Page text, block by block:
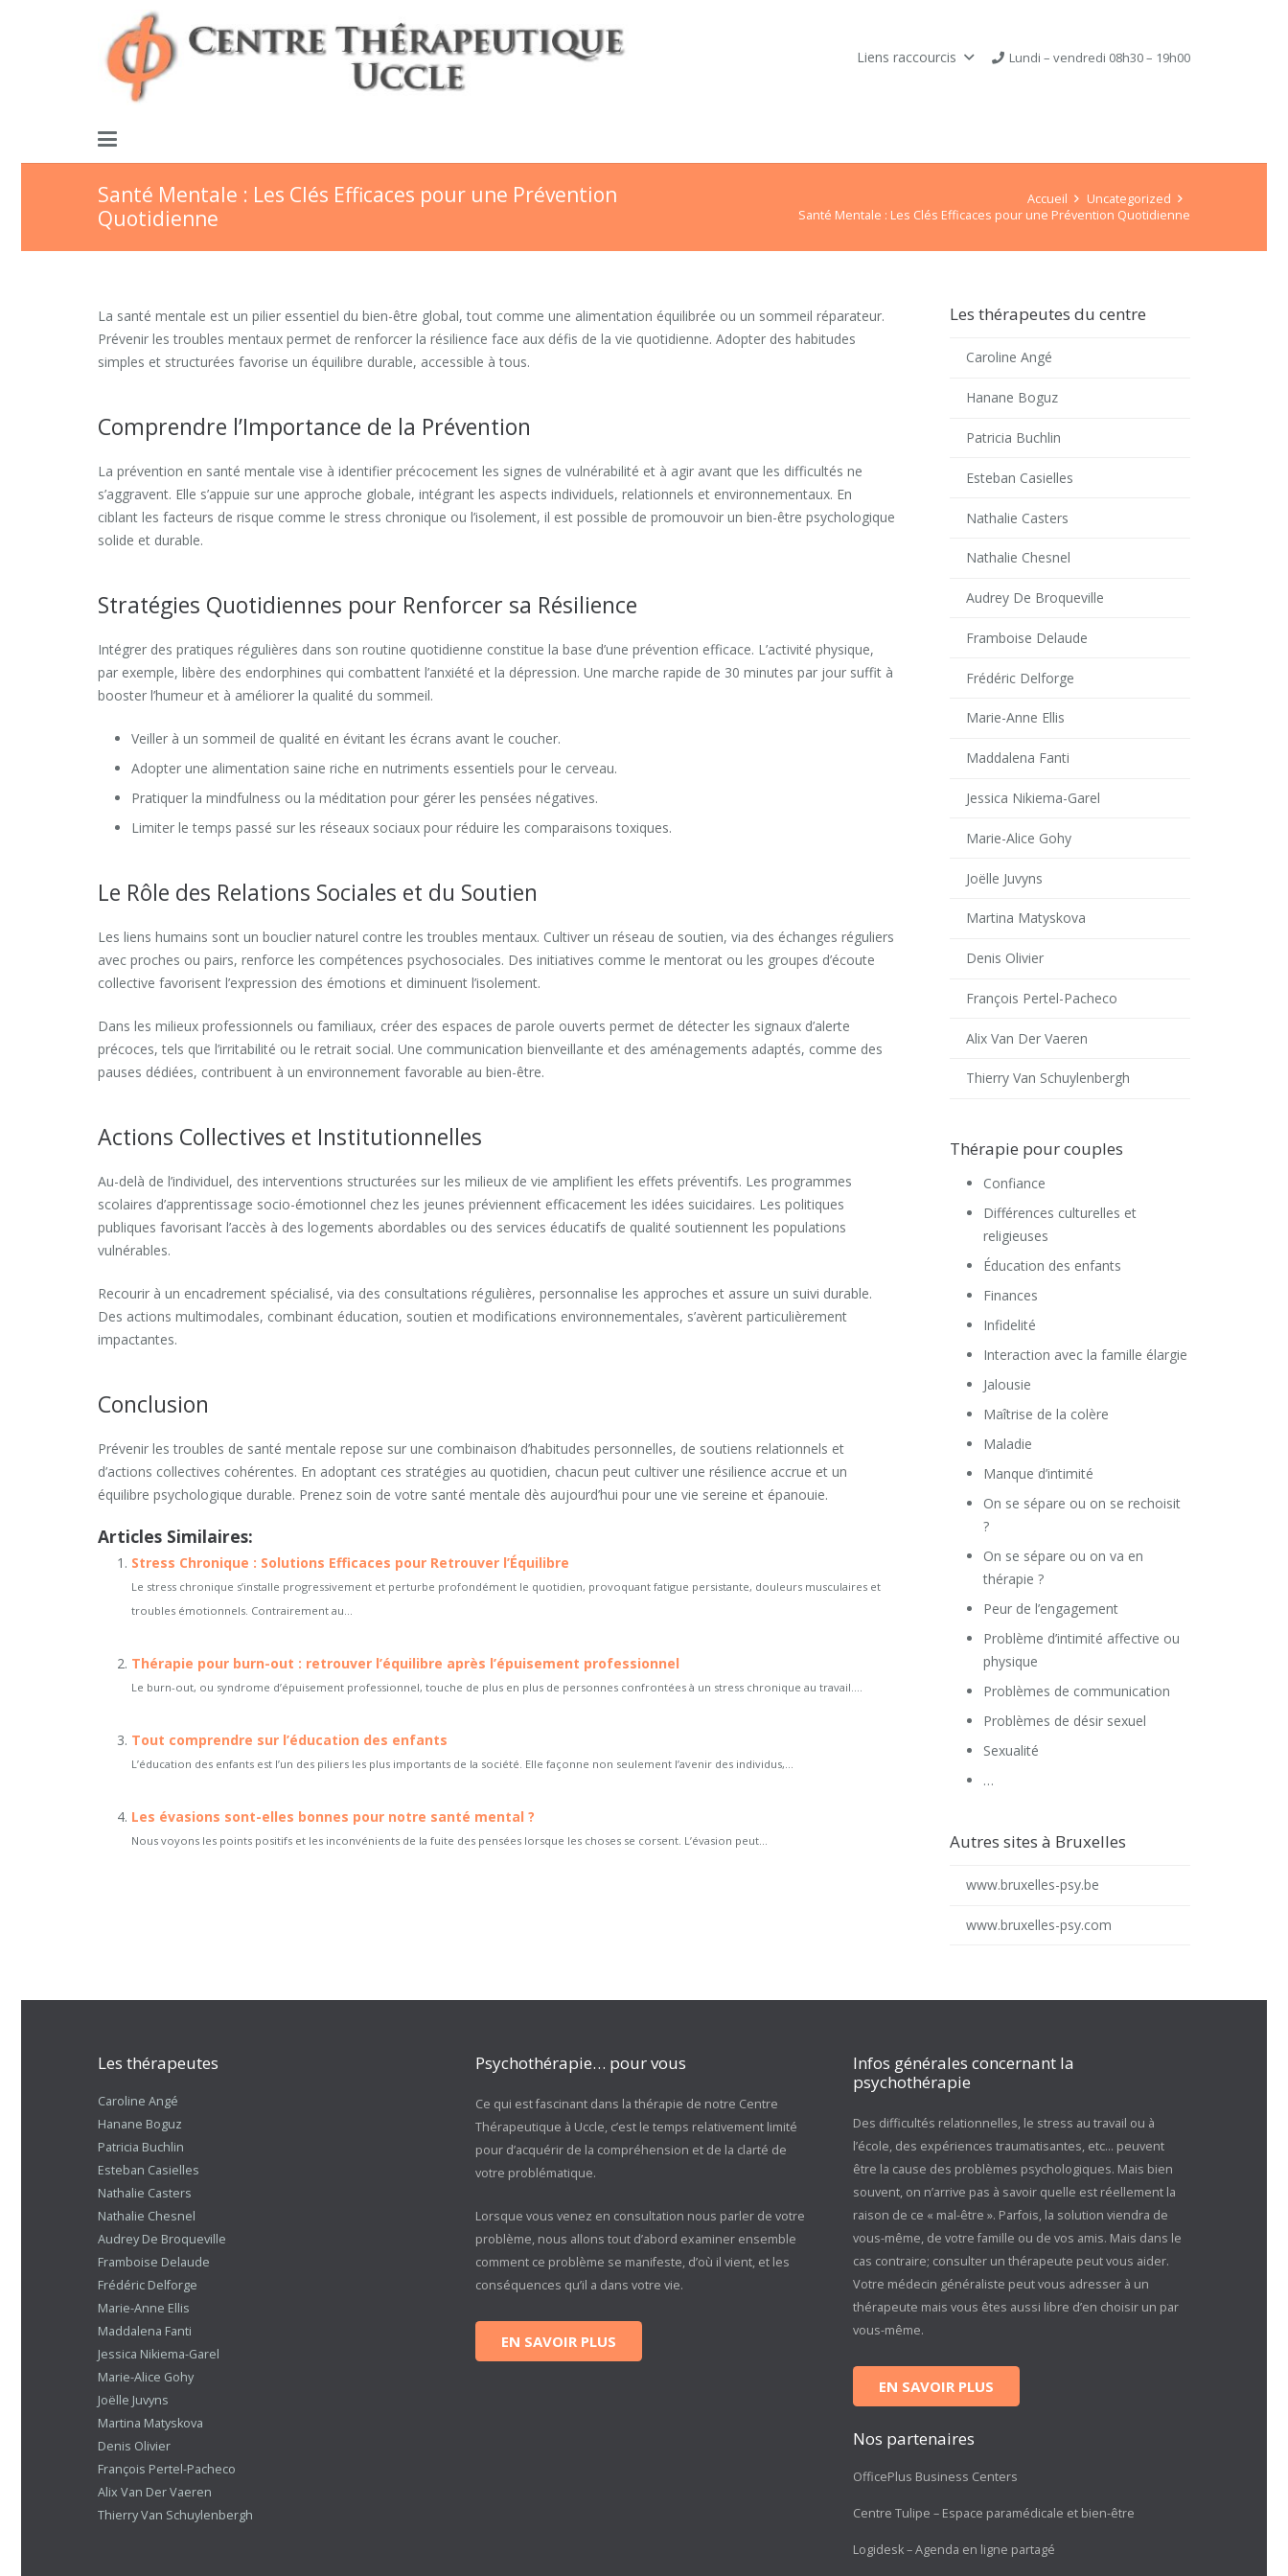
Liens raccourcis Lundi – vendredi 08h30 – 19h00
Santé Mentale : Les Clés Efficaces pour une Prévention
Quotidienne
Accueil
Uncategorized
Santé Mentale : Les Clés Efficaces pour une Prévention Quotidienne
La santé mentale est un pilier essentiel du bien-être global, tout comme une alimentation équilibrée ou un sommeil réparateur.
Prévenir les troubles mentaux permet de renforcer la résilience face aux défis de la vie quotidienne. Adopter des habitudes
simples et structurées favorise un équilibre durable, accessible à tous.
Comprendre l’Importance de la Prévention
La prévention en santé mentale vise à identifier précocement les signes de vulnérabilité et à agir avant que les difficultés ne
s’aggravent. Elle s’appuie sur une approche globale, intégrant les aspects individuels, relationnels et environnementaux. En
ciblant les facteurs de risque comme le stress chronique ou l’isolement, il est possible de promouvoir un bien-être psychologique
solide et durable.
Stratégies Quotidiennes pour Renforcer sa Résilience
Intégrer des pratiques régulières dans son routine quotidienne constitue la base d’une prévention efficace. L’activité physique,
par exemple, libère des endorphines qui combattent l’anxiété et la dépression. Une marche rapide de 30 minutes par jour suffit à
booster l’humeur et à améliorer la qualité du sommeil.
Veiller à un sommeil de qualité en évitant les écrans avant le coucher.
Adopter une alimentation saine riche en nutriments essentiels pour le cerveau.
Pratiquer la mindfulness ou la méditation pour gérer les pensées négatives.
Limiter le temps passé sur les réseaux sociaux pour réduire les comparaisons toxiques.
Le Rôle des Relations Sociales et du Soutien
Les liens humains sont un bouclier naturel contre les troubles mentaux. Cultiver un réseau de soutien, via des échanges réguliers
avec proches ou pairs, renforce les compétences psychosociales. Des initiatives comme le mentorat ou les groupes d’écoute
collective favorisent l’expression des émotions et diminuent l’isolement.
Dans les milieux professionnels ou familiaux, créer des espaces de parole ouverts permet de détecter les signaux d’alerte
précoces, tels que l’irritabilité ou le retrait social. Une communication bienveillante et des aménagements adaptés, comme des
pauses dédiées, contribuent à un environnement favorable au bien-être.
Actions Collectives et Institutionnelles
Au-delà de l’individuel, des interventions structurées sur les milieux de vie amplifient les effets préventifs. Les programmes
scolaires d’apprentissage socio-émotionnel chez les jeunes préviennent efficacement les idées suicidaires. Les politiques
publiques favorisant l’accès à des logements abordables ou des services éducatifs de qualité soutiennent les populations
vulnérables.
Recourir à un encadrement spécialisé, via des consultations régulières, personnalise les approches et assure un suivi durable.
Des actions multimodales, combinant éducation, soutien et modifications environnementales, s’avèrent particulièrement
impactantes.
Conclusion
Prévenir les troubles de santé mentale repose sur une combinaison d’habitudes personnelles, de soutiens relationnels et
d’actions collectives cohérentes. En adoptant ces stratégies au quotidien, chacun peut cultiver une résilience accrue et un
équilibre psychologique durable. Prenez soin de votre santé mentale dès aujourd’hui pour une vie sereine et épanouie.
Articles Similaires:
Stress Chronique : Solutions Efficaces pour Retrouver l’Équilibre
Le stress chronique s’installe progressivement et perturbe profondément le quotidien, provoquant fatigue persistante, douleurs musculaires et
troubles émotionnels. Contrairement au...
Thérapie pour burn-out : retrouver l’équilibre après l’épuisement professionnel
Le burn-out, ou syndrome d’épuisement professionnel, touche de plus en plus de personnes confrontées à un stress chronique au travail....
Tout comprendre sur l’éducation des enfants
L’éducation des enfants est l’un des piliers les plus importants de la société. Elle façonne non seulement l’avenir des individus,...
Les évasions sont-elles bonnes pour notre santé mental ?
Nous voyons les points positifs et les inconvénients de la fuite des pensées lorsque les choses se corsent. L’évasion peut...
Les thérapeutes du centre
Caroline Angé
Hanane Boguz
Patricia Buchlin
Esteban Casielles
Nathalie Casters
Nathalie Chesnel
Audrey De Broqueville
Framboise Delaude
Frédéric Delforge
Marie-Anne Ellis
Maddalena Fanti
Jessica Nikiema-Garel
Marie-Alice Gohy
Joëlle Juvyns
Martina Matyskova
Denis Olivier
François Pertel-Pacheco
Alix Van Der Vaeren
Thierry Van Schuylenbergh
Thérapie pour couples
Confiance
Différences culturelles et
religieuses
Éducation des enfants
Finances
Infidelité
Interaction avec la famille élargie
Jalousie
Maîtrise de la colère
Maladie
Manque d’intimité
On se sépare ou on se rechoisit
?
On se sépare ou on va en
thérapie ?
Peur de l’engagement
Problème d’intimité affective ou
physique
Problèmes de communication
Problèmes de désir sexuel
Sexualité
…
Autres sites à Bruxelles
www.bruxelles-psy.be
www.bruxelles-psy.com
Les thérapeutes
Caroline Angé
Hanane Boguz
Patricia Buchlin
Esteban Casielles
Nathalie Casters
Nathalie Chesnel
Audrey De Broqueville
Framboise Delaude
Frédéric Delforge
Marie-Anne Ellis
Maddalena Fanti
Jessica Nikiema-Garel
Marie-Alice Gohy
Joëlle Juvyns
Martina Matyskova
Denis Olivier
François Pertel-Pacheco
Alix Van Der Vaeren
Thierry Van Schuylenbergh
Psychothérapie… pour vous
Ce qui est fascinant dans la thérapie de notre Centre
Thérapeutique à Uccle, c’est le temps relativement limité
pour d’acquérir de la compréhension et de la clarté de
votre problématique.
Lorsque vous venez en consultation nous parler de votre
problème, nous allons tout d’abord examiner ensemble
comment ce problème se manifeste, d’où il vient, et les
conséquences qu’il a dans votre vie.
EN SAVOIR PLUS
Infos générales concernant la
psychothérapie
Des difficultés relationnelles, le stress au travail ou à
l’école, des expériences traumatisantes, etc… peuvent
être la cause des problèmes psychologiques. Mais bien
souvent, on n’arrive pas à savoir quelle est réellement la
raison de ce « mal-être ». Parfois, la solution viendra de
vous-même, de votre famille ou de vos amis. Mais dans le
cas contraire; consulter un thérapeute peut vous aider.
Votre médecin généraliste peut vous adresser à un
thérapeute mais vous êtes aussi libre d’en choisir un par
vous-même.
EN SAVOIR PLUS
Nos partenaires
OfficePlus Business Centers
Centre Tulipe – Espace paramédicale et bien-être
Logidesk – Agenda en ligne partagé